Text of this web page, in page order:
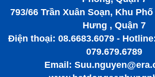
793/66 Trần Xuân Soạn, Khu
Hưng , Quận 7
Điện thoại: 08.6683.6079 -
079.679.6789
Email: